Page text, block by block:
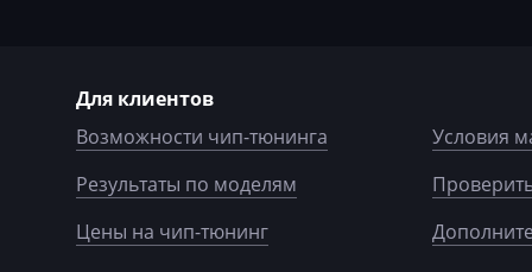
Для клиентов
Возможности чип-тюнинга
Результаты по моделям
Цены на чип-тюнинг
Условия